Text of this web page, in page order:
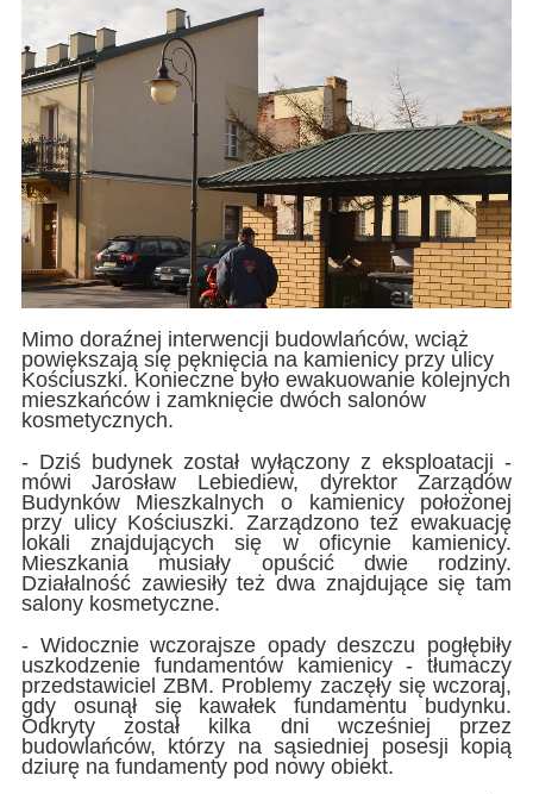
Mimo doraźnej interwencji budowlańców, wciąż
powiększają się pęknięcia na kamienicy przy ulicy
Kościuszki. Konieczne było ewakuowanie kolejnych
mieszkańców i zamknięcie dwóch salonów
kosmetycznych.
- Dziś budynek został wyłączony z eksploatacji -
mówi Jarosław Lebiediew, dyrektor Zarządów
Budynków Mieszkalnych o kamienicy położonej
przy ulicy Kościuszki. Zarządzono też ewakuację
lokali znajdujących się w oficynie kamienicy.
Mieszkania musiały opuścić dwie rodziny.
Działalność zawiesiły też dwa znajdujące się tam
salony kosmetyczne.
- Widocznie wczorajsze opady deszczu pogłębiły
uszkodzenie fundamentów kamienicy - tłumaczy
przedstawiciel ZBM. Problemy zaczęły się wczoraj,
gdy osunął się kawałek fundamentu budynku.
Odkryty został kilka dni wcześniej przez
budowlańców, którzy na sąsiedniej posesji kopią
dziurę na fundamenty pod nowy obiekt.